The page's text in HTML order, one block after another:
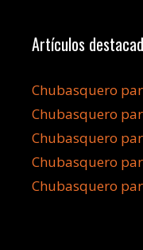
Artículos
Chubasquero
Chubasquero
Chubasquero
Chubasquero
Chubasquero